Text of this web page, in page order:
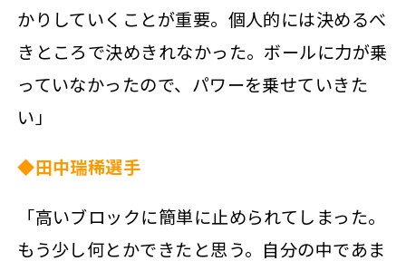
かりしていくことが重要。個人的には決めるべ
きところで決めきれなかった。ボールに力が乗
っていなかったので、パワーを乗せていきた
い」
◆田中瑞稀選手
「高いブロックに簡単に止められてしまった。
もう少し何とかできたと思う。自分の中であま